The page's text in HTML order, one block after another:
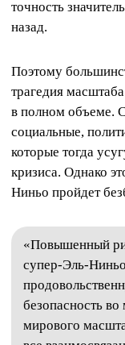
точность
назад.
Поэтому
трагедия
в полном объеме.
социальные,
которые тогда
кризиса. Однако
Ниньо пройдет
«Повышенный
супер-Эль-
безопасность
мирового